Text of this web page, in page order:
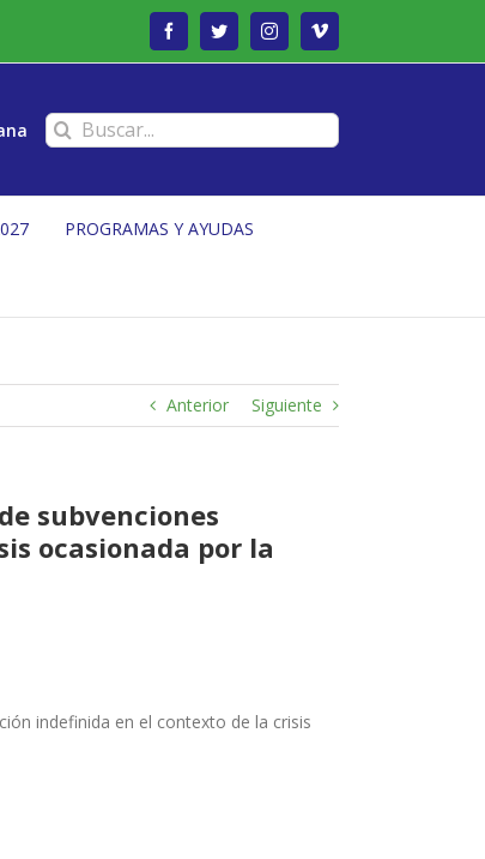
FacebookTwitterInstagramVimeo
Buscar:
PROGRAMAS Y AYUDAS
Anterior Siguiente
subvenciones
ocasionada por la
indefinida en el contexto de la crisis